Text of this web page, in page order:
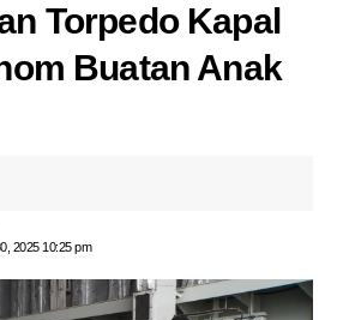
Torpedo Kapal
Buatan Anak
2025 10:25 pm